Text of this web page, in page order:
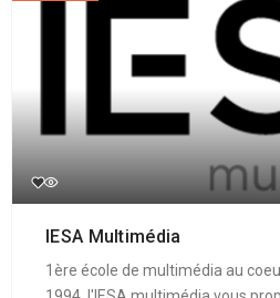
IESA Multimédia
1ère école de multimédia au